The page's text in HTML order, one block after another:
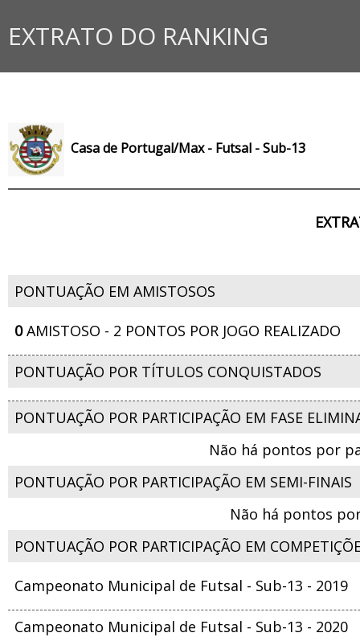
EXTRATO DO RANKING
Casa de Portugal/Max - Futsal - Sub-13
PONTUAÇÃO EM AMISTOSOS
0AMISTOSO - 2 PONTOS POR JOGO REALIZADO
PONTUAÇÃO POR TÍTULOS CONQUISTADOS
PONTUAÇÃO POR PARTICIPAÇÃO EM FASE
Não há pontos por
PONTUAÇÃO POR PARTICIPAÇÃO EM SEMI-FINAIS
Não há pontos
PONTUAÇÃO POR PARTICIPAÇÃO EM
Campeonato Municipal de Futsal - Sub-13 - 2019
Campeonato Municipal de Futsal - Sub-13 - 2020